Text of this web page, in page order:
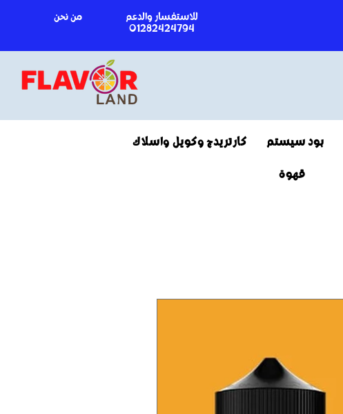
للاستفسار والدعم
01282424794
من نحن
بود سيستم كارتريدج وكويل واسلاك
قهوة